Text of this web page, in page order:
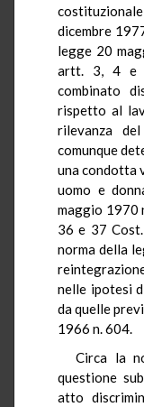
dicembre
legge 20
artt. 3, 4 e
combinato
rispetto al
rilevanza
comunque
una condotta
uomo e
maggio 1970
36 e 37
norma della
nelle ipotesi
da quelle
1966 n. 604.
Circa la
questione
atto